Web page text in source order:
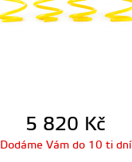
5 820 Kč
Dodáme Vám do 10 ti dní